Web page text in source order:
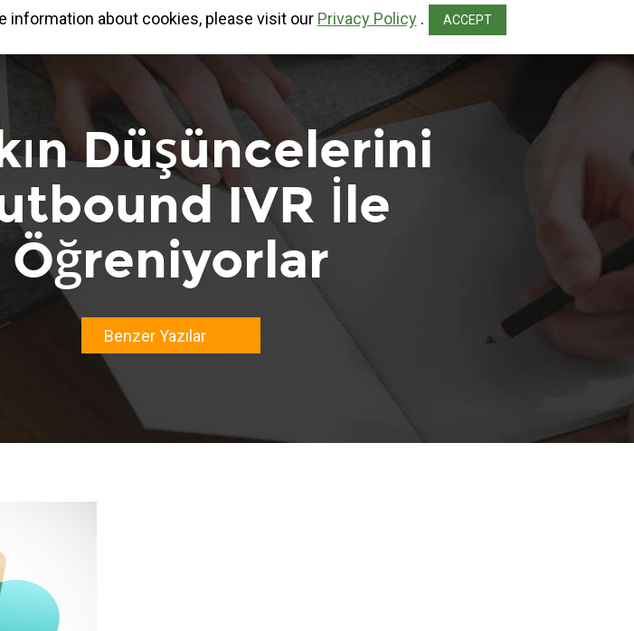
Düşüncelerini
IVR İle
Öğreniyorlar
Benzer Yazılar
information about cookies, please visit our Privacy Policy. ACCEPT